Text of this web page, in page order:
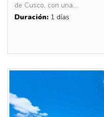
de Cusco, con una...
Duración: 1 días